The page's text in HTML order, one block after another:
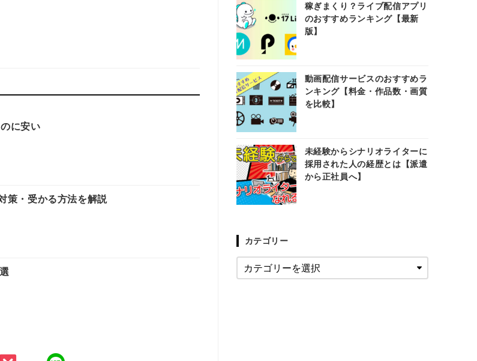
に安い
策・受かる方法を解説
稼ぎまくり？ライブ配信アプリ
のおすすめランキング【最新
版】
動画配信サービスのおすすめラ
ンキング【料金・作品数・画質
を比較】
未経験からシナリオライターに
採用された人の経歴とは【派遣
から正社員へ】
カテゴリー